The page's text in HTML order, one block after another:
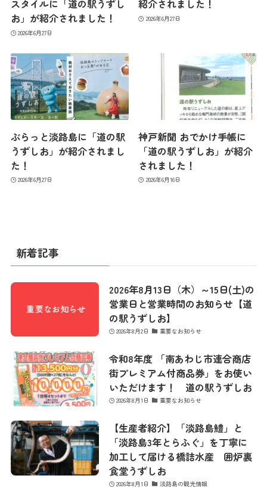
コンテンツ
アクセス
館内のご案内
営業カレンダー
スタイルに「道の駅うずし
お」が紹介されました！
2026年6月27日
紹介されました！
2026年6月27日
ぶらっと淡路島に「道の駅
うずしお」が紹介されまし
た！
2026年6月27日
神戸新聞 おでかけ手帳に
「道の駅うずしお」が紹介
されました！
2026年6月16日
新着記事
2026年8月13日（木）～15日(土)の
営業日と営業時間のお知らせ【道
の駅うずしお】
2026年8月2日 重要なお知らせ
令和8年度 「南あわじ市連合商店
街プレミアム付商品券」をお使い
いただけます！ 道の駅うずしお
2026年8月1日 重要なお知らせ
【生産者紹介】「淡路島鱧」と
「淡路島3年とらふぐ」を丁寧に
加工して届ける橋詰水産 囲炉裏
食堂うずしお
2026年8月1日 淡路島の観光情報